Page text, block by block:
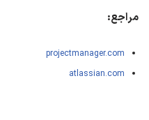
مراجع:
projectmanager.com
atlassian.com